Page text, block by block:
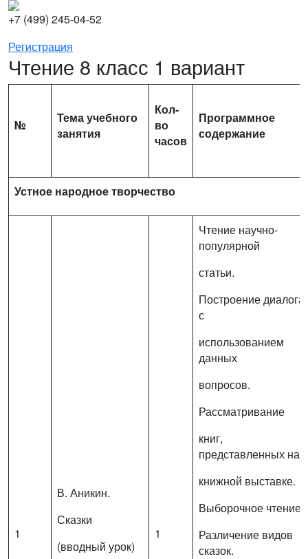
+7 (499) 245-04-52
Регистрация
Чтение 8 класс 1 вариант
№ Темаучебного
занятия
Кол-
во
часов
Программное
содержание
Устное народное творчество
1
В. Аникин.
Сказки
(вводный урок)
1
Чтение научно-
популярной
статьи.
Построение диалога
с
использованием
данных
вопросов.
Рассматривание
книг,
представленных на
книжной выставке.
Выборочное чтение.
Различение видов
сказок.